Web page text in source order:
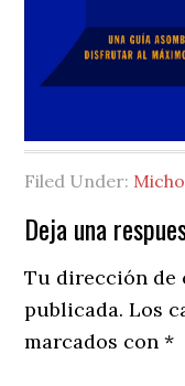
Filed Under:
Reader
Interactions
Deja una
Tu dirección de
publicada. Los
marcados con*